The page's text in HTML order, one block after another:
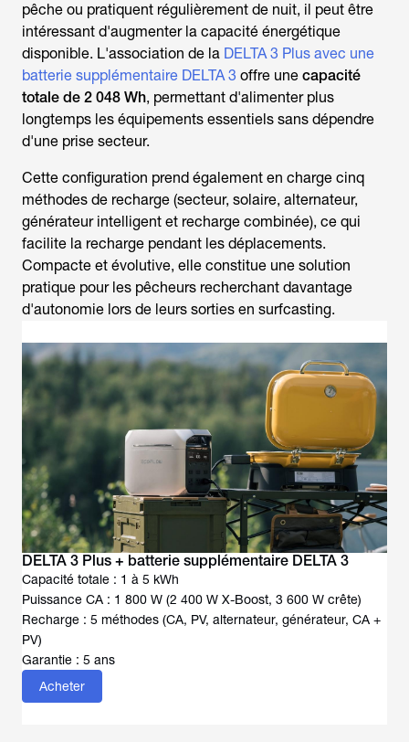
pêche ou pratiquent régulièrement de nuit, il peut être
intéressant d'augmenter la capacité énergétique
disponible. L'association de la DELTA 3 Plus avec une
batterie supplémentaire DELTA 3 offre une capacité
totale de 2 048 Wh, permettant d'alimenter plus
longtemps les équipements essentiels sans dépendre
d'une prise secteur.
Cette configuration prend également en charge cinq
méthodes de recharge (secteur, solaire, alternateur,
générateur intelligent et recharge combinée), ce qui
facilite la recharge pendant les déplacements.
Compacte et évolutive, elle constitue une solution
pratique pour les pêcheurs recherchant davantage
d'autonomie lors de leurs sorties en surfcasting.
DELTA 3 Plus + batterie supplémentaire DELTA 3
Capacité totale : 1 à 5 kWh
Puissance CA : 1 800 W (2 400 W X-Boost, 3 600 W crête)
Recharge : 5 méthodes (CA, PV, alternateur, générateur, CA +
PV)
Garantie : 5 ans
Acheter